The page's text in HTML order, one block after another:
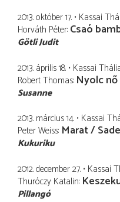
2013. október 17. Kassai
Horváth Péter Csaó
Götli Judit
2013. április 18. Kassai
Robert Thomas Nyolc nő
Susanne
2013. március 14. Kassai
Peter Weiss Marat / Sade
Kukuriku
2012. december 27. Kassai
Thuróczy Katalin
Pillangó